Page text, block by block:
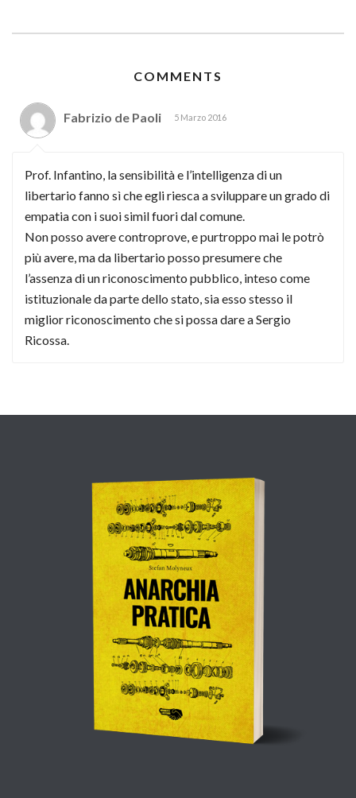
COMMENTS
Fabrizio de Paoli 5 Marzo 2016
Prof. Infantino, la sensibilità e l’intelligenza di un
libertario fanno sì che egli riesca a sviluppare un grado di
empatia con i suoi simil fuori dal comune.
Non posso avere controprove, e purtroppo mai le potrò
più avere, ma da libertario posso presumere che
l’assenza di un riconoscimento pubblico, inteso come
istituzionale da parte dello stato, sia esso stesso il
miglior riconoscimento che si possa dare a Sergio
Ricossa.